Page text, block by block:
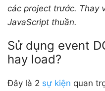
các project trước. Thay
JavaScript thuần.
Sử dụng event
hay load?
Đây là 2 sự kiện quan